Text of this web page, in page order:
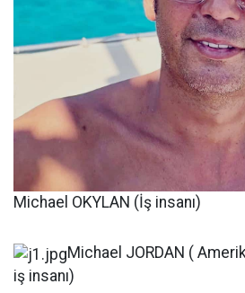
Michael OKYLAN (İş insanı)
Michael JORDAN (
iş insanı)